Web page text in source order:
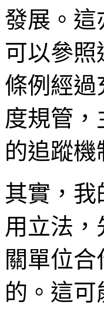
發展。這
可以參
條例經過
度規管
的追蹤機
其實，
用立法
關單位
的。這